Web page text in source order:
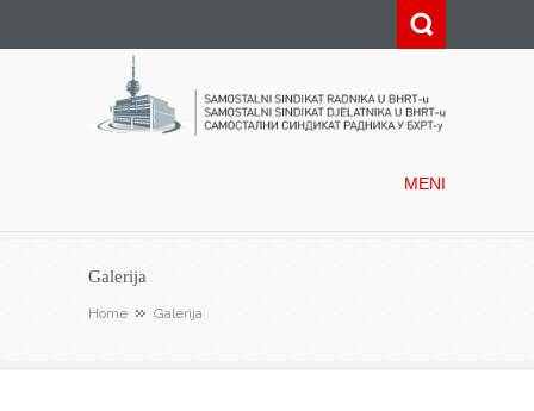
MENI
Galerija
Home Galerija